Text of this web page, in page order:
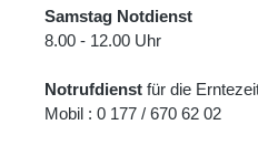
Samstag Notdienst
8.00 - 12.00 Uhr
Notrufdienst für die
Mobil : 0 177 / 670 62 02